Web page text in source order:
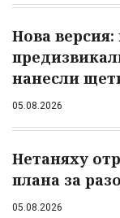
Нова
нанесли
05.08.2026
Нетаняху
плана за
05.08.2026